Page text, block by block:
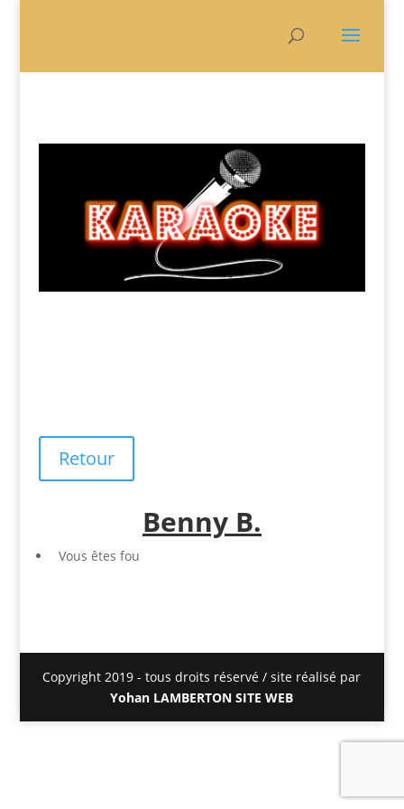
Retour
Benny B.
Vous êtes fou
Copyright 2019 - tous droits réservé / site réalisé par
Yohan LAMBERTON SITE WEB